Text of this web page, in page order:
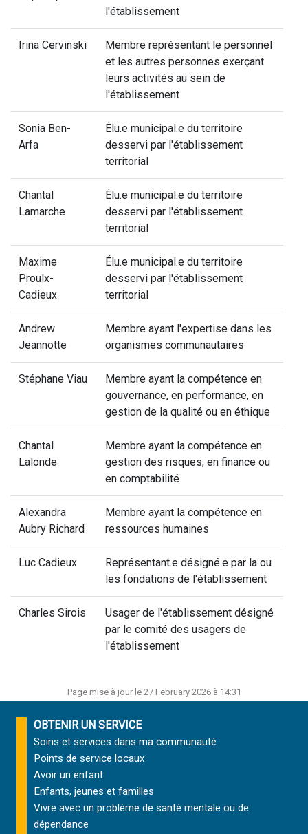
l'établissement
Irina Cervinski
Membre représentant le personnel
et les autres personnes exerçant
leurs activités au sein de
l'établissement
Sonia Ben-
Arfa
Élu.e municipal.e du territoire
desservi par l'établissement
territorial
Chantal
Lamarche
Élu.e municipal.e du territoire
desservi par l'établissement
territorial
Maxime
Proulx-
Cadieux
Élu.e municipal.e du territoire
desservi par l'établissement
territorial
Andrew
Jeannotte
Membre ayant l'expertise dans les
organismes communautaires
Stéphane Viau
Membre ayant la compétence en
gouvernance, en performance, en
gestion de la qualité ou en éthique
Chantal
Lalonde
Membre ayant la compétence en
gestion des risques, en finance ou
en comptabilité
Alexandra
Aubry Richard
Membre ayant la compétence en
ressources humaines
Luc Cadieux
Représentant.e désigné.e par la ou
les fondations de l'établissement
Charles Sirois
Usager de l'établissement désigné
par le comité des usagers de
l'établissement
Page mise à jour le 27 February 2026 à 14:31
OBTENIR UN SERVICE
Soins et services dans ma communauté
Points de service locaux
Avoir un enfant
Enfants, jeunes et familles
Vivre avec un problème de santé mentale ou de
dépendance